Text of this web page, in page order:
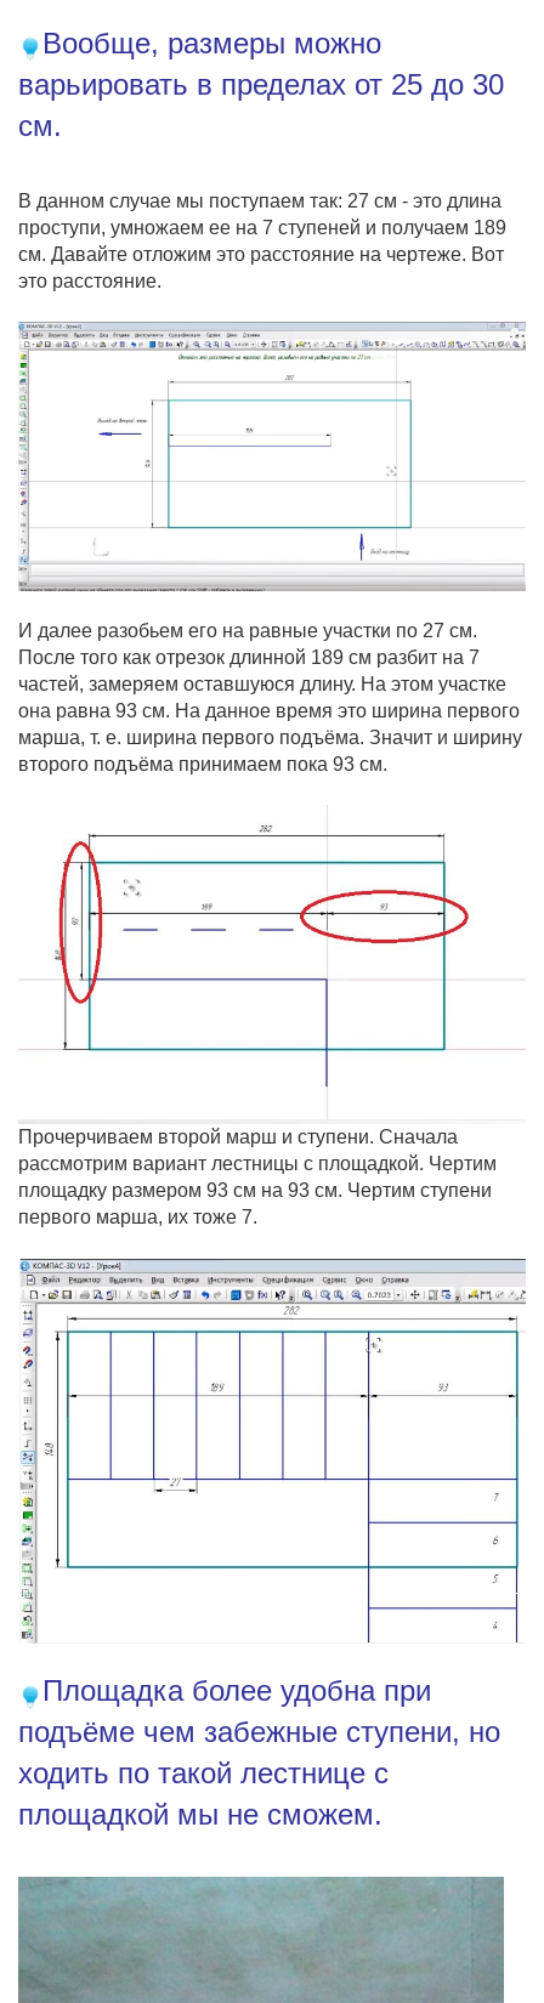
Вообще, размеры можно
варьировать в пределах от 25 до 30
см.
В данном случае мы поступаем так: 27 см - это длина
проступи, умножаем ее на 7 ступеней и получаем 189
см. Давайте отложим это расстояние на чертеже. Вот
это расстояние.
И далее разобьем его на равные участки по 27 см.
После того как отрезок длинной 189 см разбит на 7
частей, замеряем оставшуюся длину. На этом участке
она равна 93 см. На данное время это ширина первого
марша, т. е. ширина первого подъёма. Значит и ширину
второго подъёма принимаем пока 93 см.
Прочерчиваем второй марш и ступени. Сначала
рассмотрим вариант лестницы с площадкой. Чертим
площадку размером 93 см на 93 см. Чертим ступени
первого марша, их тоже 7.
Площадка более удобна при
подъёме чем забежные ступени, но
ходить по такой лестнице с
площадкой мы не сможем.